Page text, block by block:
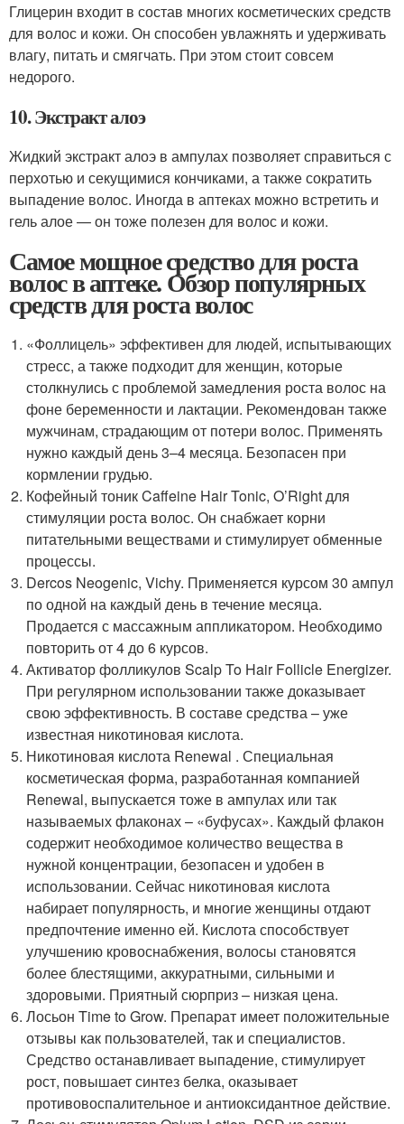
Глицерин входит в состав многих косметических средств
для волос и кожи. Он способен увлажнять и удерживать
влагу, питать и смягчать. При этом стоит совсем
недорого.
10. Экстракт алоэ
Жидкий экстракт алоэ в ампулах позволяет справиться с
перхотью и секущимися кончиками, а также сократить
выпадение волос. Иногда в аптеках можно встретить и
гель алое — он тоже полезен для волос и кожи.
Самое мощное средство для роста
волос в аптеке. Обзор популярных
средств для роста волос
«Фоллицель» эффективен для людей, испытывающих
стресс, а также подходит для женщин, которые
столкнулись с проблемой замедления роста волос на
фоне беременности и лактации. Рекомендован также
мужчинам, страдающим от потери волос. Применять
нужно каждый день 3–4 месяца. Безопасен при
кормлении грудью.
Кофейный тоник Caffeine Hair Tonic, O’Right для
стимуляции роста волос. Он снабжает корни
питательными веществами и стимулирует обменные
процессы.
Dercos Neogenic, Vichy. Применяется курсом 30 ампул
по одной на каждый день в течение месяца.
Продается с массажным аппликатором. Необходимо
повторить от 4 до 6 курсов.
Активатор фолликулов Scalp To Hair Follicle Energizer.
При регулярном использовании также доказывает
свою эффективность. В составе средства – уже
известная никотиновая кислота.
Никотиновая кислота Renewal . Специальная
косметическая форма, разработанная компанией
Renewal, выпускается тоже в ампулах или так
называемых флаконах – «буфусах». Каждый флакон
содержит необходимое количество вещества в
нужной концентрации, безопасен и удобен в
использовании. Сейчас никотиновая кислота
набирает популярность, и многие женщины отдают
предпочтение именно ей. Кислота способствует
улучшению кровоснабжения, волосы становятся
более блестящими, аккуратными, сильными и
здоровыми. Приятный сюрприз – низкая цена.
Лосьон Time to Grow. Препарат имеет положительные
отзывы как пользователей, так и специалистов.
Средство останавливает выпадение, стимулирует
рост, повышает синтез белка, оказывает
противовоспалительное и антиоксидантное действие.